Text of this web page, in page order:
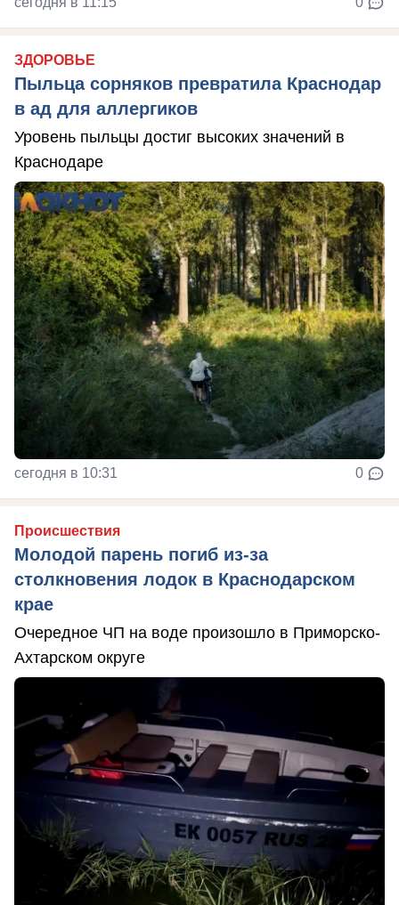
ЗДОРОВЬЕ
Пыльца сорняков превратила Краснодар
в ад для аллергиков
Уровень пыльцы достиг высоких значений в
Краснодаре
сегодня в 10:31 0
Происшествия
Молодой парень погиб из-за
столкновения лодок в Краснодарском
крае
Очередное ЧП на воде произошло в Приморско-
Ахтарском округе